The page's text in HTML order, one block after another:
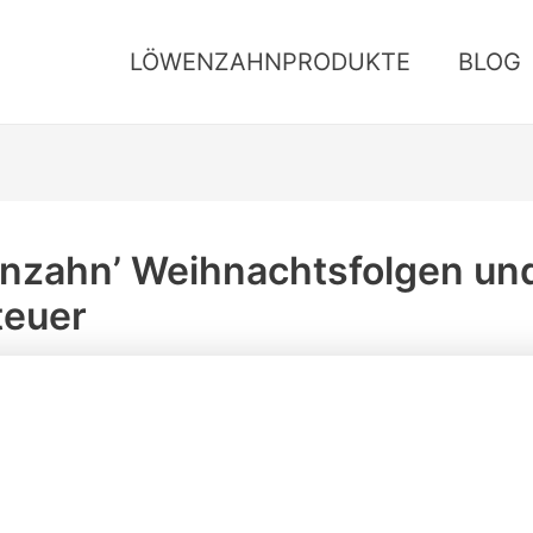
LÖWENZAHNPRODUKTE BLOG
Weihnachtsfolgen